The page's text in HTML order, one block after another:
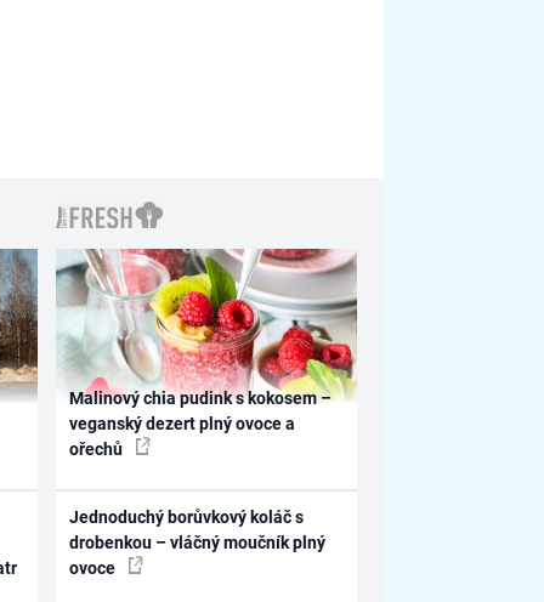
Malinový chia pudink s kokosem –
veganský dezert plný ovoce a
ořechů
Jednoduchý borůvkový koláč s
drobenkou – vláčný moučník plný
ovoce